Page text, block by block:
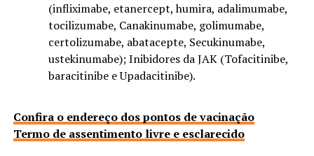
(infliximabe, etanercept, humira, adalimumabe,
tocilizumabe, Canakinumabe, golimumabe,
certolizumabe, abatacepte, Secukinumabe,
ustekinumabe); Inibidores da JAK (Tofacitinibe,
baracitinibe e Upadacitinibe).
Confira o endereço dos pontos de vacinação
Termo de assentimento livre e esclarecido